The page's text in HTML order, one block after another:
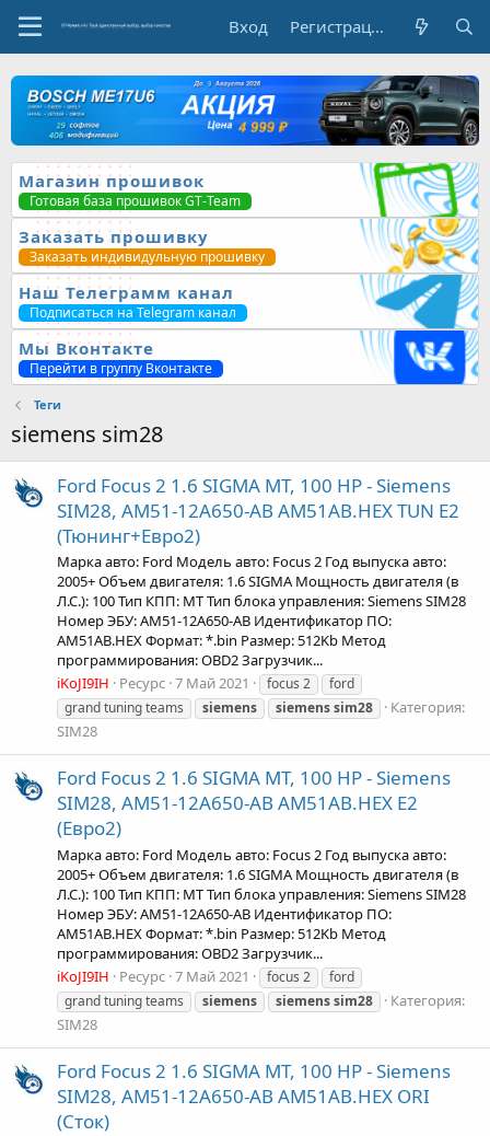
Вход Регистрация
Магазин прошивок
Готовая база прошивок GT-Team
Заказать прошивку
Заказать индивидульную прошивку
Наш Телеграмм канал
Подписаться на Telegram канал
Мы Вконтакте
Перейти в группу Вконтакте
Теги
siemens sim28
Ford Focus 2 1.6 SIGMA MT, 100 HP - Siemens
SIM28, AM51-12A650-AB AM51AB.HEX TUN Е2
(Тюнинг+Евро2)
Марка авто: Ford Модель авто: Focus 2 Год выпуска авто:
2005+ Объем двигателя: 1.6 SIGMA Мощность двигателя (в
Л.С.): 100 Тип КПП: MT Тип блока управления: Siemens SIM28
Номер ЭБУ: AM51-12A650-AB Идентификатор ПО:
AM51AB.HEX Формат: *.bin Размер: 512Kb Метод
программирования: OBD2 Загрузчик...
iKoJI9IH
Ресурс 7 Май 2021 focus 2
ford
grand tuning teams
siemens siemenssim28
Категория:
SIM28
Ford Focus 2 1.6 SIGMA MT, 100 HP - Siemens
SIM28, AM51-12A650-AB AM51AB.HEX Е2
(Евро2)
Марка авто: Ford Модель авто: Focus 2 Год выпуска авто:
2005+ Объем двигателя: 1.6 SIGMA Мощность двигателя (в
Л.С.): 100 Тип КПП: MT Тип блока управления: Siemens SIM28
Номер ЭБУ: AM51-12A650-AB Идентификатор ПО:
AM51AB.HEX Формат: *.bin Размер: 512Kb Метод
программирования: OBD2 Загрузчик...
iKoJI9IH
Ресурс 7 Май 2021 focus 2
ford
grand tuning teams
siemens siemenssim28
Категория:
SIM28
Ford Focus 2 1.6 SIGMA MT, 100 HP - Siemens
SIM28, AM51-12A650-AB AM51AB.HEX ORI
(Сток)